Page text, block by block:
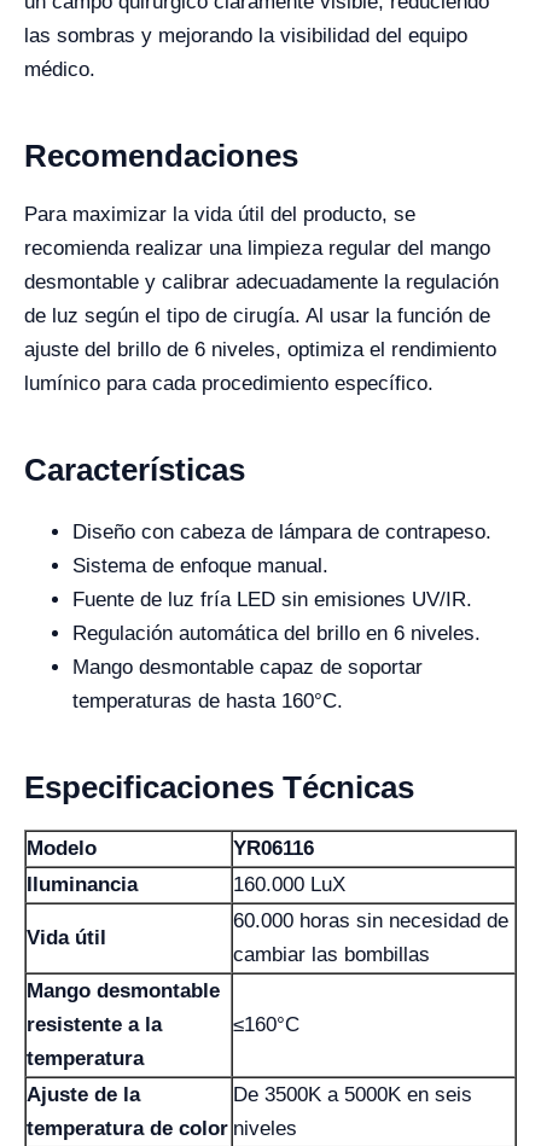
las sombras y mejorando la visibilidad del equipo
médico.
Recomendaciones
Para maximizar la vida útil del producto, se
recomienda realizar una limpieza regular del mango
desmontable y calibrar adecuadamente la regulación
de luz según el tipo de cirugía. Al usar la función de
ajuste del brillo de 6 niveles, optimiza el rendimiento
lumínico para cada procedimiento específico.
Características
Diseño con cabeza de lámpara de contrapeso.
Sistema de enfoque manual.
Fuente de luz fría LED sin emisiones UV/IR.
Regulación automática del brillo en 6 niveles.
Mango desmontable capaz de soportar
temperaturas de hasta 160°C.
Especificaciones Técnicas
Modelo
YR06116
Iluminancia
160.000 LuX
Vida útil
60.000 horas sin necesidad de
cambiar las bombillas
Mango desmontable
resistente a la
temperatura
≤160°C
Ajuste de la
temperatura de color
De 3500K a 5000K en seis
niveles